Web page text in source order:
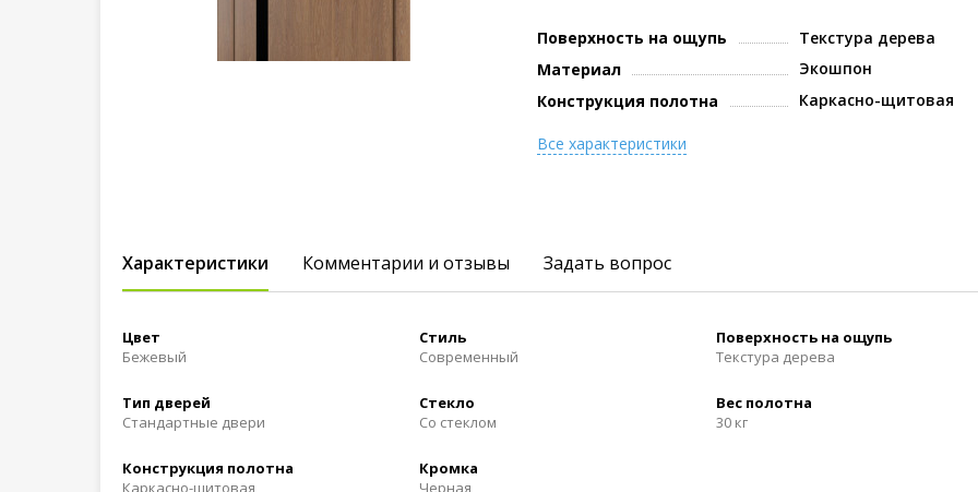
Поверхность на ощупь
Текстура дерева
Материал
Экошпон
Конструкция полотна
Каркасно-щитовая
Все характеристики
Характеристики Комментарии и отзывы Задать вопрос
Цвет
Бежевый
Стиль
Современный
Поверхность на ощупь
Текстура дерева
Тип дверей
Стандартные двери
Стекло
Со стеклом
Вес полотна
30 кг
Конструкция полотна
Каркасно-щитовая
Кромка
Черная